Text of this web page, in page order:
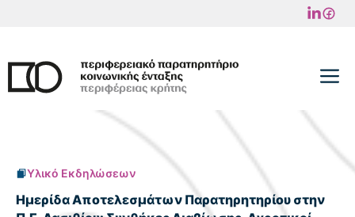
περιεχόμενο
Υλικό Εκδηλώσεων
Ημερίδα Αποτελεσμάτων Παρατηρητηρίου στην